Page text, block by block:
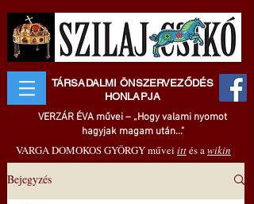
TÁRSADALMI ÖNSZERVEZŐDÉS
HONLAPJA
VERZÁR ÉVA művei – „Hogy valami nyomot
hagyjak magam után..."
VARGA DOMOKOS GYÖRGY művei ittés awikin
Bejegyzés